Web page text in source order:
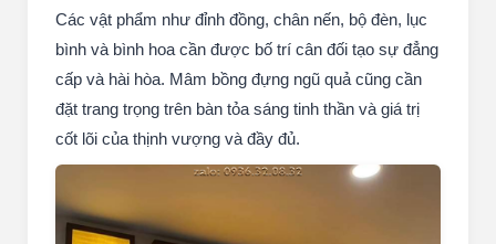
Các vật phẩm như đỉnh đồng, chân nến, bộ đèn, lục
bình và bình hoa cần được bố trí cân đối tạo sự đẳng
cấp và hài hòa. Mâm bồng đựng ngũ quả cũng cần
đặt trang trọng trên bàn tỏa sáng tinh thần và giá trị
cốt lõi của thịnh vượng và đầy đủ.